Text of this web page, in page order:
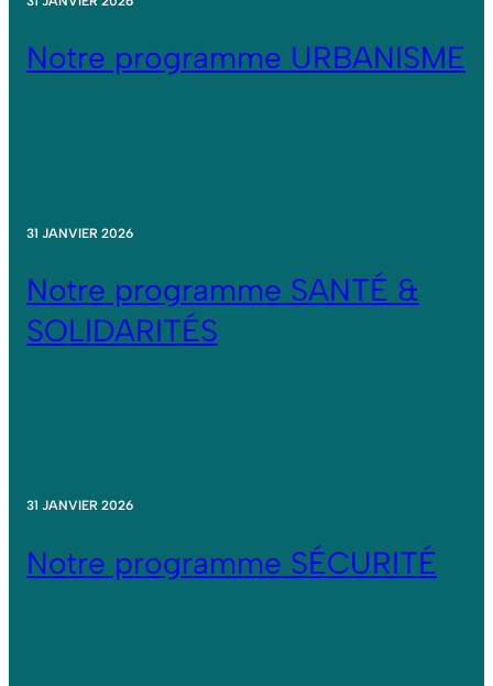
Notre programme URBANISME
31 JANVIER 2026
Notre programme SANTÉ &
SOLIDARITÉS
31 JANVIER 2026
Notre programme SÉCURITÉ